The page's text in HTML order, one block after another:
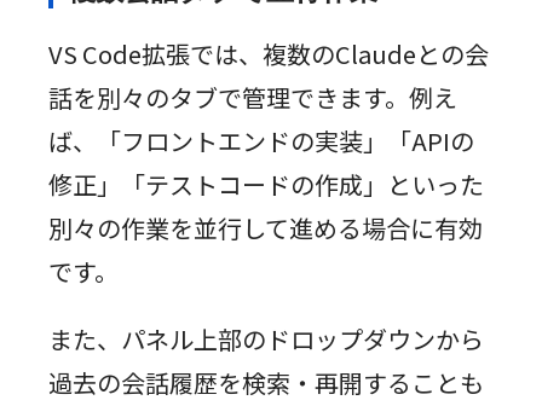
VS Code拡張では、複数のClaudeとの会
話を別々のタブで管理できます。例え
ば、「フロントエンドの実装」「APIの
修正」「テストコードの作成」といった
別々の作業を並行して進める場合に有効
です。
また、パネル上部のドロップダウンから
過去の会話履歴を検索・再開することも